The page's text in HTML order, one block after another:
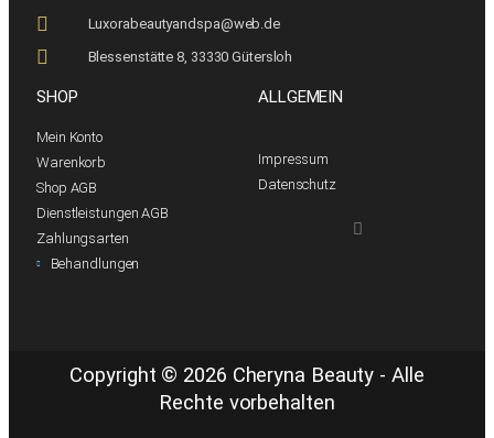
Luxorabeautyandspa@web.de
Blessenstätte 8, 33330 Gütersloh
SHOP
Mein Konto
Warenkorb
Shop AGB
Dienstleistungen AGB
Zahlungsarten
Behandlungen
ALLGEMEIN
Impressum
Datenschutz
Copyright © 2026 Cheryna Beauty - Alle
Rechte vorbehalten